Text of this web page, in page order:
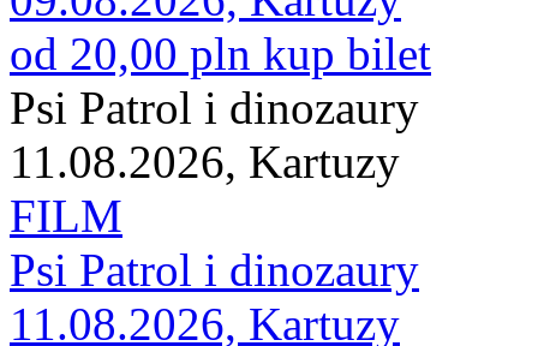
od 20,00 pln kup bilet
Psi Patrol i dinozaury
11.08.2026, Kartuzy
FILM
Psi Patrol i dinozaury
11.08.2026, Kartuzy